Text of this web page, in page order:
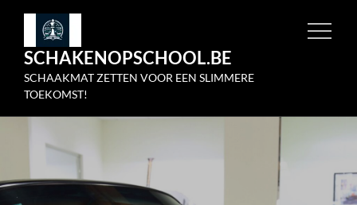
Skip
contentSCHAKENOPSCHOOL.BE
SCHAAKMAT ZETTEN VOOR EEN SLIMMERE
TOEKOMST!